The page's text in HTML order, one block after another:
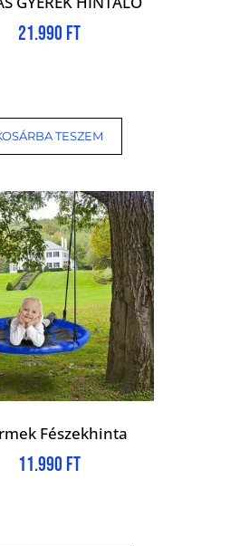
21.990 Ft
TESZEM
Fészekhinta
11.990 Ft